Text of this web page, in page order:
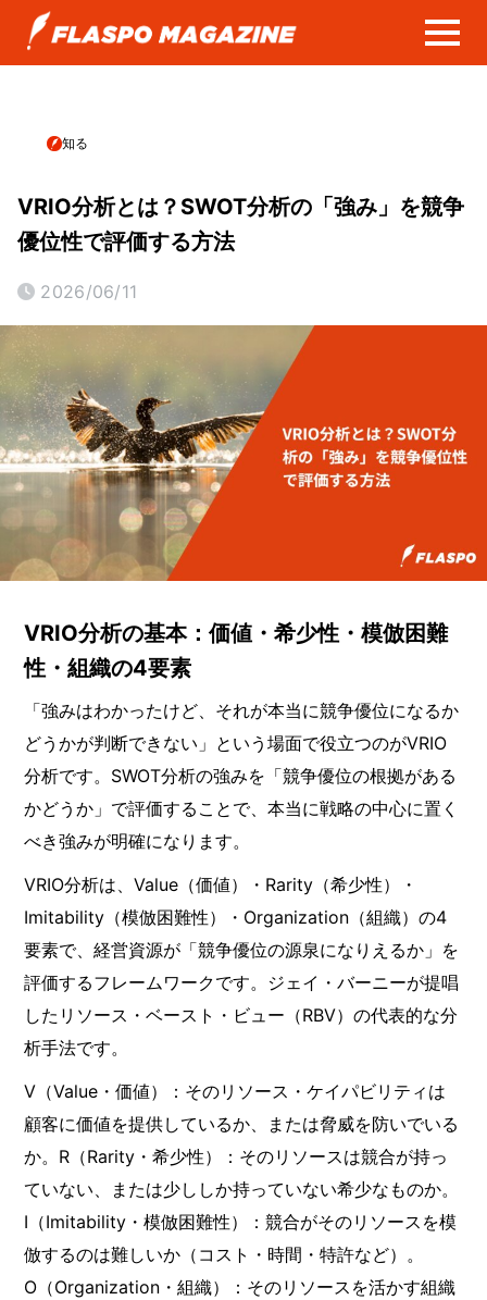
知る
VRIO分析とは？SWOT分析の「強み」を競争
優位性で評価する方法
2026/06/11
VRIO分析の基本：価値・希少性・模倣困難
性・組織の4要素
「強みはわかったけど、それが本当に競争優位になるか
どうかが判断できない」という場面で役立つのがVRIO
分析です。SWOT分析の強みを「競争優位の根拠がある
かどうか」で評価することで、本当に戦略の中心に置く
べき強みが明確になります。
VRIO分析は、Value（価値）・Rarity（希少性）・
Imitability（模倣困難性）・Organization（組織）の4
要素で、経営資源が「競争優位の源泉になりえるか」を
評価するフレームワークです。ジェイ・バーニーが提唱
したリソース・ベースト・ビュー（RBV）の代表的な分
析手法です。
V（Value・価値）：そのリソース・ケイパビリティは
顧客に価値を提供しているか、または脅威を防いでいる
か。R（Rarity・希少性）：そのリソースは競合が持っ
ていない、または少ししか持っていない希少なものか。
I（Imitability・模倣困難性）：競合がそのリソースを模
倣するのは難しいか（コスト・時間・特許など）。
O（Organization・組織）：そのリソースを活かす組織